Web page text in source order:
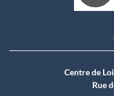
Centre de
Rue